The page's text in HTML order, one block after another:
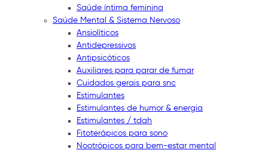
Saúde íntima feminina
Saúde Mental & Sistema Nervoso
Ansiolíticos
Antidepressivos
Antipsicóticos
Auxiliares para parar de fumar
Cuidados gerais para snc
Estimulantes
Estimulantes de humor & energia
Estimulantes / tdah
Fitoterápicos para sono
Nootrópicos para bem-estar mental